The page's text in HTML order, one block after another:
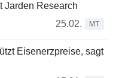
Jarden Research
25.02.
MT
Eisenerzpreise, sagt